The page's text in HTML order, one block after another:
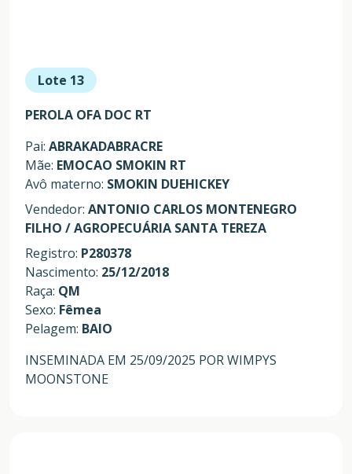
Lote 13
PEROLA OFA DOC RT
Pai: ABRAKADABRACRE
Mãe: EMOCAO SMOKIN RT
Avô materno: SMOKIN DUEHICKEY
Vendedor: ANTONIO CARLOS MONTENEGRO
FILHO / AGROPECUÁRIA SANTA TEREZA
Registro: P280378
Nascimento: 25/12/2018
Raça: QM
Sexo: Fêmea
Pelagem: BAIO
INSEMINADA EM 25/09/2025 POR WIMPYS
MOONSTONE